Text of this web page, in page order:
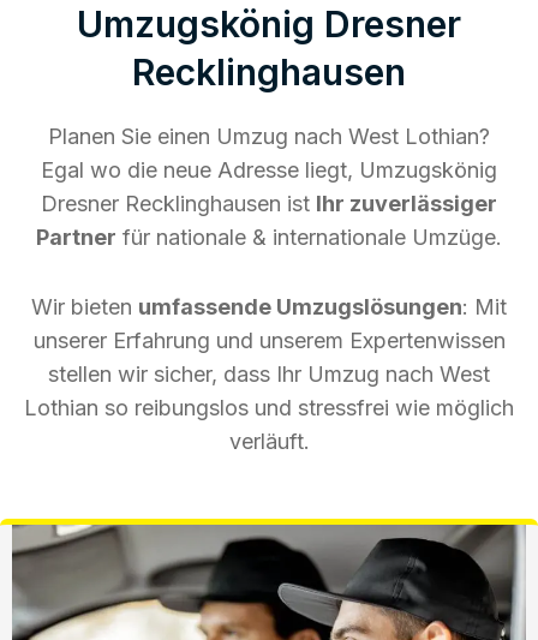
Umzugskönig Dresner
Recklinghausen
Planen Sie einen Umzug nach West Lothian?
Egal wo die neue Adresse liegt, Umzugskönig
Dresner Recklinghausen ist Ihr zuverlässiger
Partner für nationale & internationale Umzüge.
Wir bieten umfassende Umzugslösungen: Mit
unserer Erfahrung und unserem Expertenwissen
stellen wir sicher, dass Ihr Umzug nach West
Lothian so reibungslos und stressfrei wie möglich
verläuft.